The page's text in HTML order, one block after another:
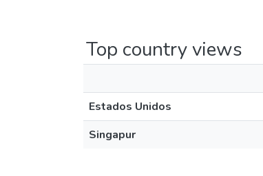
Top country views
Estados Unidos
Singapur